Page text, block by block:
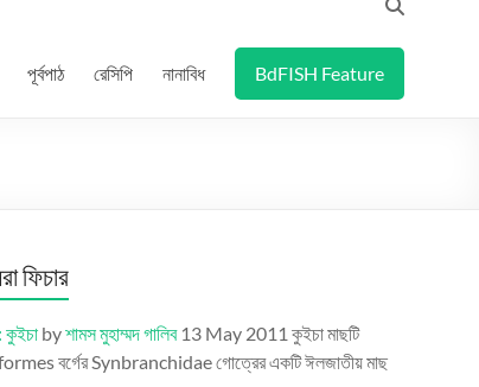
পূর্বপাঠ রেসিপি নানাবিধ BdFISH Feature
ফিচার
কুইচা byশামস মুহাম্মদ গালিব 13 May 2011 কুইচা মাছটি
বর্গের Synbranchidae গোত্রের একটি ঈলজাতীয় মাছ